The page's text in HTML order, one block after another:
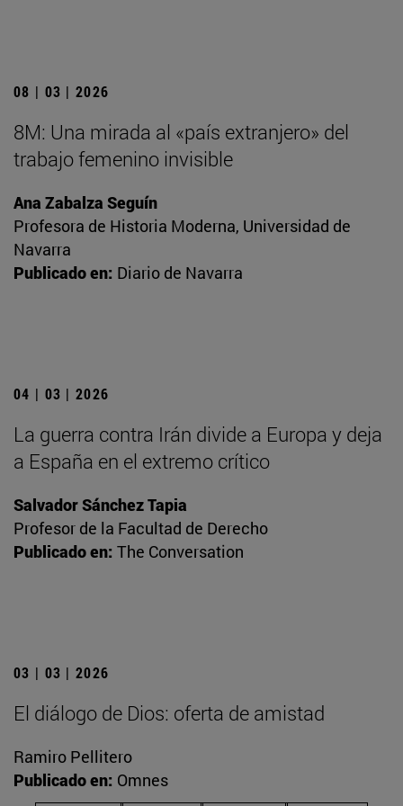
08 | 03 | 2026
8M: Una mirada al «país extranjero» del
trabajo femenino invisible
Ana Zabalza Seguín
Profesora de Historia Moderna, Universidad de
Navarra
Publicado en: Diario de Navarra
04 | 03 | 2026
La guerra contra Irán divide a Europa y deja
a España en el extremo crítico
Salvador Sánchez Tapia
Profesor de la Facultad de Derecho
Publicado en: The Conversation
03 | 03 | 2026
El diálogo de Dios: oferta de amistad
Ramiro Pellitero
Publicado en: Omnes